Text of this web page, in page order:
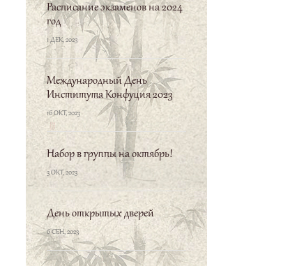
Расписание экзаменов на 2024
год
1 ДЕК, 2023
Международный День
Института Конфуция 2023
16 ОКТ, 2023
Набор в группы на октябрь!
3 ОКТ, 2023
День открытых дверей
6 СЕН, 2023
季康子问使民敬忠以
勤、如之何。子曰、
临之以庄、则敬、孝
慈、则忠、举善而教
不能、则勤。Цзи Кан-
цзы спросил: «Как сделать